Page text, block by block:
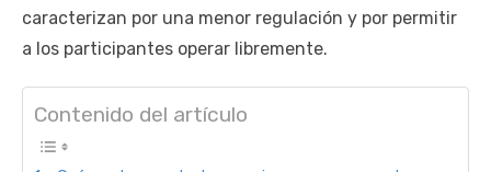
caracterizan por una menor regulación y por permitir
a los participantes operar libremente.
Contenido del artículo